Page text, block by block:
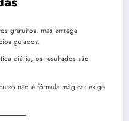
gratuitos, mas entrega
guiados.
diária, os resultados são
não é fórmula mágica; exige